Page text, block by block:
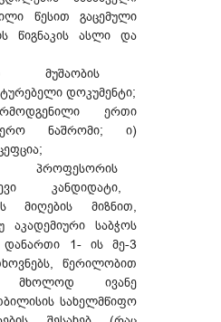
წესით გაცემული
წიგნაკის ასლი და
მუშაობის
დოკუმენტი;
ერთი
ნაშრომი; ი)
კანდიდატი,
მიღების მიზნით,
საბჭოს
დანართი 1- ის მე-3
წერილობით
მხოლოდ ივანე
სახელმწიფო